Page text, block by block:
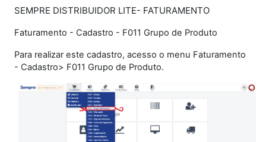
SEMPRE DISTRIBUIDOR LITE- FATURAMENTO
Faturamento - Cadastro - F011 Grupo de Produto
Para realizar este cadastro, acesso o menu Faturamento
- Cadastro> F011 Grupo de Produto.